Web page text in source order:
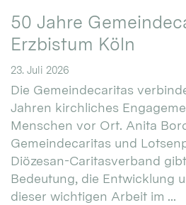
50 Jahre
Erzbistum Köln
23. Juli 2026
Die Gemeindecaritas
Jahren kirchliches
Menschen vor Ort. Anita
Gemeindecaritas und
Diözesan-Caritasverband
Bedeutung, die Entwicklung
dieser wichtigen Arbeit im ...